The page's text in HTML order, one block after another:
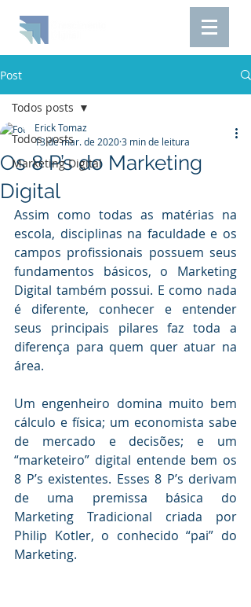
Post
Todos posts
Marketing Digital
Todos posts
Os 8 P’s do Marketing
Digital
Erick Tomaz
13 de mar. de 20203 min de leitura
Assim como todas as matérias na
escola, disciplinas na faculdade e os
campos profissionais possuem seus
fundamentos básicos, o Marketing
Digital também possui. E como nada
é diferente, conhecer e entender
seus principais pilares faz toda a
diferença para quem quer atuar na
área.
Um engenheiro domina muito bem
cálculo e física; um economista sabe
de mercado e decisões; e um
“marketeiro” digital entende bem os
8 P’s existentes. Esses 8 P’s derivam
de uma premissa básica do
Marketing Tradicional criada por
Philip Kotler, o conhecido “pai” do
Marketing.